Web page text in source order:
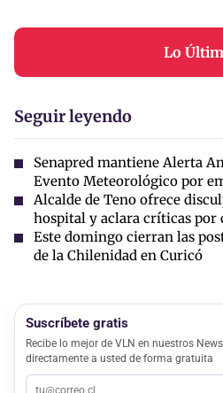
Lo
Seguir leyendo
Senapred mantiene Alerta
Evento Meteorológico por
Alcalde de Teno ofrece
hospital y aclara críticas por
Este domingo cierran las
de la Chilenidad en Curicó
Suscríbete gratis
Recibe lo mejor de VLN en nuestros
directamente a usted de forma gratuita